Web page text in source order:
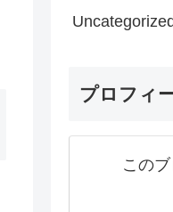
プロフィ
この